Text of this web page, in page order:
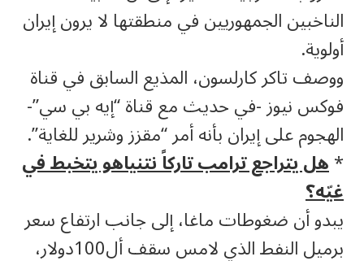
الناخبين الجمهوريين في منطقتها لا يرون إيران
أولوية.
ووصف تاكر كارلسون، المذيع السابق في قناة
فوكس نيوز -في حديث مع قناة “إيه بي سي”-
الهجوم على إيران بأنه أمر “مقزز وشرير للغاية”.
*هل يتراجع ترامب تاركاً نتنياهو يتخبط في
غيّه؟
يبدو أن ضغوطات ماغا، إلى جانب ارتفاع سعر
برميل النفط الذي لامس سقف أل100دولار،